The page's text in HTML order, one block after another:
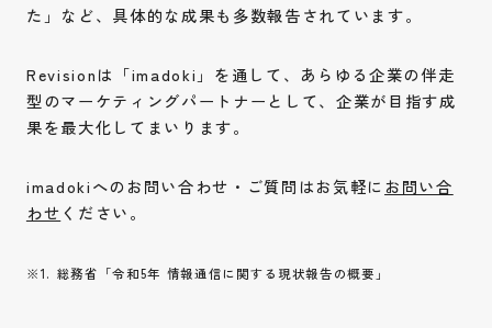
た」など、具体的な成果も多数報告されています。
Revisionは「imadoki」を通して、あらゆる企業の伴走
型のマーケティングパートナーとして、企業が目指す成
果を最大化してまいります。
imadokiへのお問い合わせ・ご質問はお気軽に お問い合
わせください。
※1. 総務省「令和5年 情報通信に関する現状報告の概要」